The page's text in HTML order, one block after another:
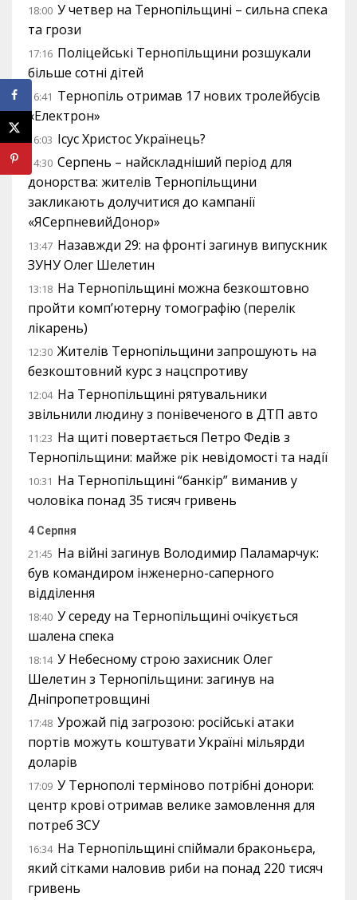
18:00 У четвер на Тернопільщині – сильна спека
та грози
17:16 Поліцейські Тернопільщини розшукали
більше сотні дітей
16:41 Тернопіль отримав 17 нових тролейбусів
«Електрон»
16:03 Ісус Христос Українець?
14:30 Серпень – найскладніший період для
донорства: жителів Тернопільщини
закликають долучитися до кампанії
«ЯСерпневийДонор»
13:47 Назавжди 29: на фронті загинув випускник
ЗУНУ Олег Шелетин
13:18 На Тернопільщині можна безкоштовно
пройти комп’ютерну томографію (перелік
лікарень)
12:30 Жителів Тернопільщини запрошують на
безкоштовний курс з нацспротиву
12:04 На Тернопільщині рятувальники
звільнили людину з понівеченого в ДТП авто
11:23 На щиті повертається Петро Федів з
Тернопільщини: майже рік невідомості та надії
10:31 На Тернопільщині “банкір” виманив у
чоловіка понад 35 тисяч гривень
4 Серпня
21:45 На війні загинув Володимир Паламарчук:
був командиром інженерно-саперного
відділення
18:40 У середу на Тернопільщині очікується
шалена спека
18:14 У Небесному строю захисник Олег
Шелетин з Тернопільщини: загинув на
Дніпропетровщині
17:48 Урожай під загрозою: російські атаки
портів можуть коштувати Україні мільярди
доларів
17:09 У Тернополі терміново потрібні донори:
центр крові отримав велике замовлення для
потреб ЗСУ
16:34 На Тернопільщині спіймали браконьєра,
який сітками наловив риби на понад 220 тисяч
гривень